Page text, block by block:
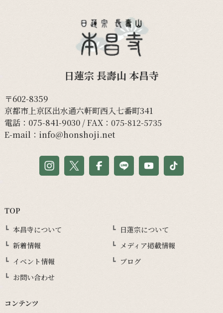
日蓮宗 長壽山 本昌寺
〒602-8359
京都市上京区出水通六軒町西入七番町341
電話： 075-841-9030/ FAX：075-812-5735
E-mail： info@honshoji.net
TOP
本昌寺について
日蓮宗について
新着情報
メディア掲載情報
イベント情報
ブログ
お問い合わせ
コンテンツ